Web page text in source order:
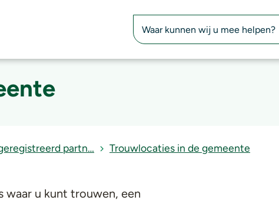
partn… Trouwlocaties in de gemeente
waar u kunt trouwen, een